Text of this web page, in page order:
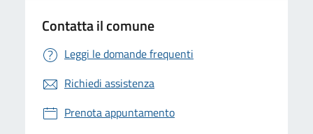
Contatta il comune
Leggi le domande frequenti
Richiedi assistenza
Prenota appuntamento